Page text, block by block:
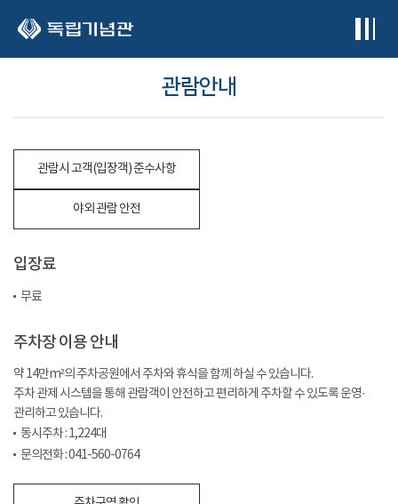
관람안내
관람시 고객(입장객) 준수사항
야외 관람 안전
입장료
무료
주차장 이용 안내
약 14만m²의 주차공원에서 주차와 휴식을 함께 하실 수 있습니다.
주차 관제 시스템을 통해 관람객이 안전하고 편리하게 주차할 수 있도록 운영·
관리하고 있습니다.
동시주차 : 1,224대
문의전화 : 041-560-0764